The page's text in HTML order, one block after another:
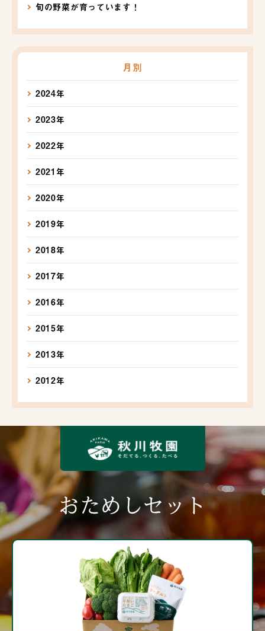
旬の野菜が育っています！
月別
2024年
2023年
2022年
2021年
2020年
2019年
2018年
2017年
2016年
2015年
2013年
2012年
おためしセット